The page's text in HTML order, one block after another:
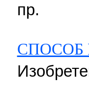
пр.
СПОСОБ